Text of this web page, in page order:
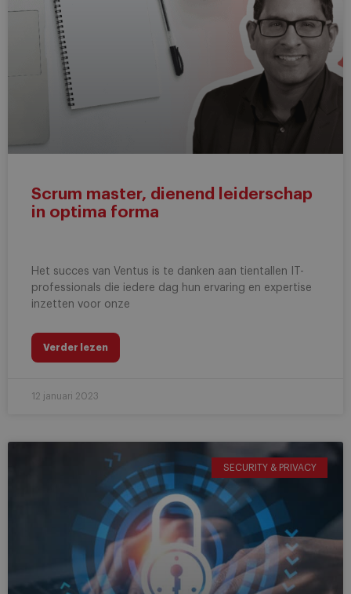
Scrum master, dienend leiderschap
in optima forma
Het succes van Ventus is te danken aan tientallen IT-
professionals die iedere dag hun ervaring en expertise
inzetten voor onze
Verder lezen
12 januari 2023
SECURITY & PRIVACY